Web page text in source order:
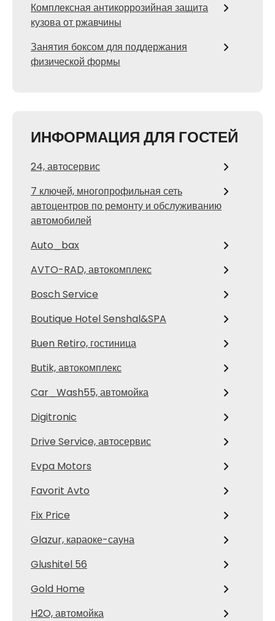
Комплексная антикоррозийная защита
кузова от ржавчины
Занятия боксом для поддержания
физической формы
ИНФОРМАЦИЯ ДЛЯ ГОСТЕЙ
24, автосервис
7 ключей, многопрофильная сеть
автоцентров по ремонту и обслуживанию
автомобилей
Auto_bax
AVTO-RAD, автокомплекс
Bosch Service
Boutique Hotel Senshal&SPA
Buen Retiro, гостиница
Butik, автокомплекс
Car_Wash55, автомойка
Digitronic
Drive Service, автосервис
Evpa Motors
Favorit Avto
Fix Price
Glazur, караоке-сауна
Glushitel 56
Gold Home
H2O, автомойка